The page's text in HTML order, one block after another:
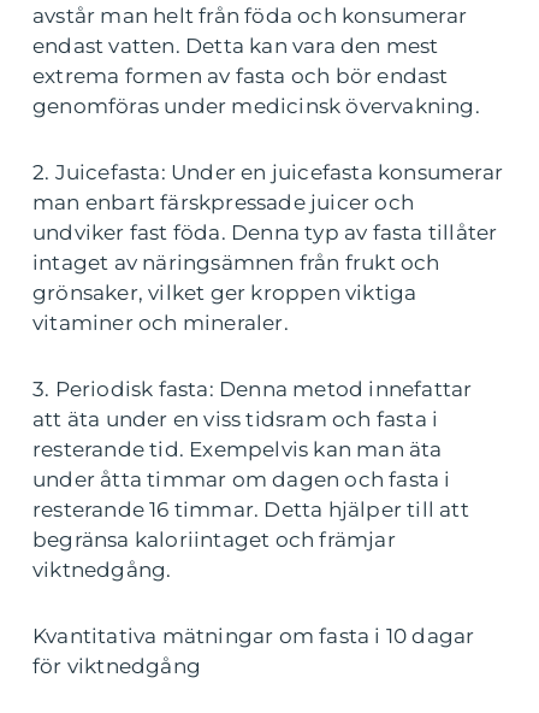
avstår man helt från föda och konsumerar
endast vatten. Detta kan vara den mest
extrema formen av fasta och bör endast
genomföras under medicinsk övervakning.
2. Juicefasta: Under en juicefasta konsumerar
man enbart färskpressade juicer och
undviker fast föda. Denna typ av fasta tillåter
intaget av näringsämnen från frukt och
grönsaker, vilket ger kroppen viktiga
vitaminer och mineraler.
3. Periodisk fasta: Denna metod innefattar
att äta under en viss tidsram och fasta i
resterande tid. Exempelvis kan man äta
under åtta timmar om dagen och fasta i
resterande 16 timmar. Detta hjälper till att
begränsa kaloriintaget och främjar
viktnedgång.
Kvantitativa mätningar om fasta i 10 dagar
för viktnedgång